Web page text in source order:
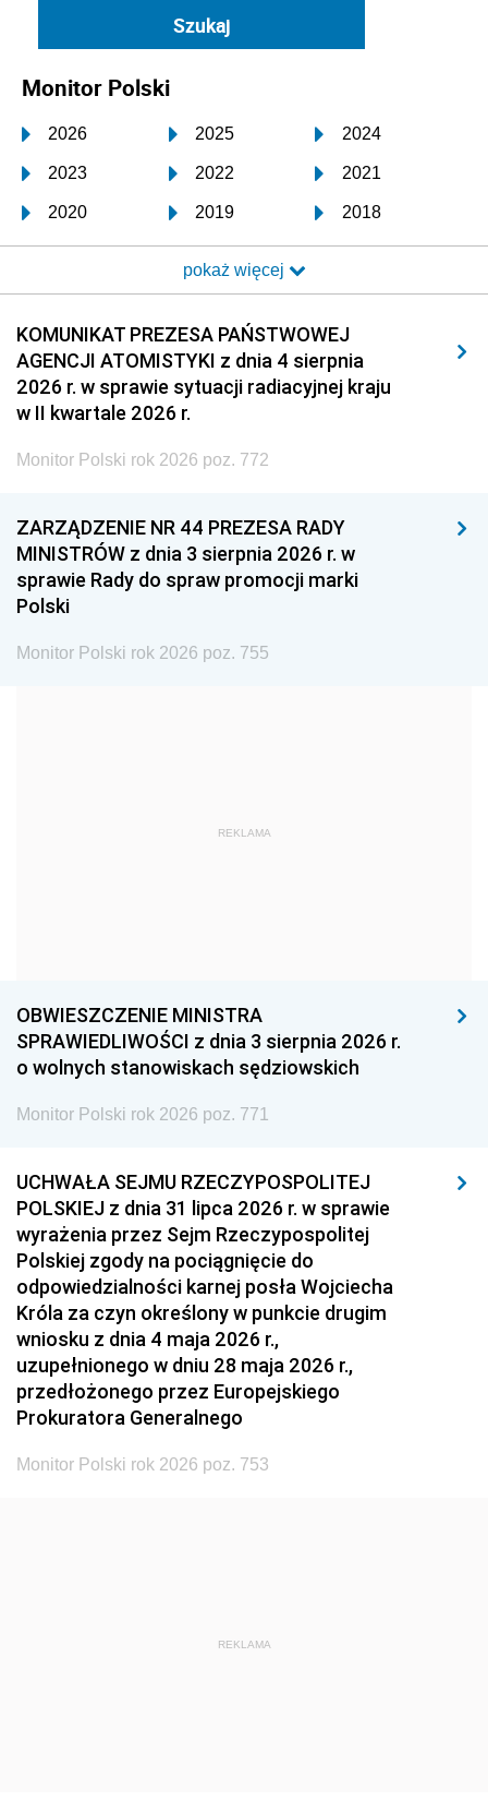
Monitor Polski
2026 2025 2024
2023 2022 2021
2020 2019 2018
2017 2016 2015
2014 2013 2012
2011 2010 2009
2008 2007 2006
2005
1996 1995 1994
1993 1992 1991
1990
1987 1986
1971
1957 1956 1955
1954 1953 1952
1951 1950
1939 1938 1937
1936 1930
pokaż więcej
KOMUNIKAT PREZESA PAŃSTWOWEJ
AGENCJI ATOMISTYKI z dnia 4 sierpnia
2026 r. w sprawie sytuacji radiacyjnej kraju
w II kwartale 2026 r.
Monitor Polski rok 2026 poz. 772
ZARZĄDZENIE NR 44 PREZESA RADY
MINISTRÓW z dnia 3 sierpnia 2026 r. w
sprawie Rady do spraw promocji marki
Polski
Monitor Polski rok 2026 poz. 755
REKLAMA
OBWIESZCZENIE MINISTRA
SPRAWIEDLIWOŚCI z dnia 3 sierpnia 2026 r.
o wolnych stanowiskach sędziowskich
Monitor Polski rok 2026 poz. 771
UCHWAŁA SEJMU RZECZYPOSPOLITEJ
POLSKIEJ z dnia 31 lipca 2026 r. w sprawie
wyrażenia przez Sejm Rzeczypospolitej
Polskiej zgody na pociągnięcie do
odpowiedzialności karnej posła Wojciecha
Króla za czyn określony w punkcie drugim
wniosku z dnia 4 maja 2026 r.,
uzupełnionego w dniu 28 maja 2026 r.,
przedłożonego przez Europejskiego
Prokuratora Generalnego
Monitor Polski rok 2026 poz. 753
REKLAMA